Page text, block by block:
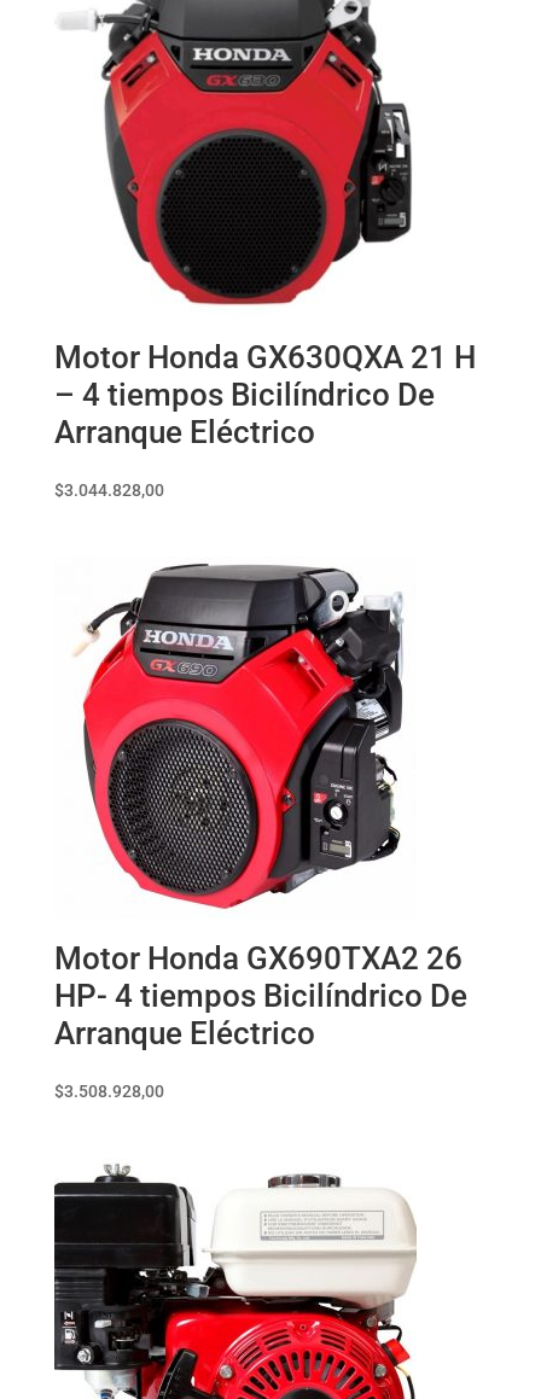
Motor Honda GX630QXA 21 H
– 4 tiempos Bicilíndrico De
Arranque Eléctrico
$3.044.828,00
Motor Honda GX690TXA2 26
HP- 4 tiempos Bicilíndrico De
Arranque Eléctrico
$3.508.928,00